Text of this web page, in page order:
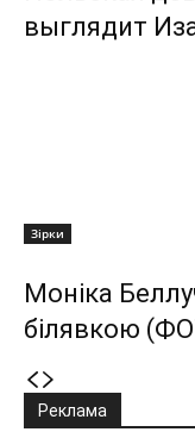
выглядит
Зірки
Моніка
білявкою
Реклама